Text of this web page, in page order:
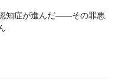
知症が進んだ――その罪悪